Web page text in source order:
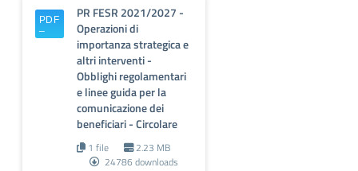
PR FESR 2021/2027 -
Operazioni di
importanza strategica e
altri interventi -
Obblighi regolamentari
e linee guida per la
comunicazione dei
beneficiari - Circolare
1 file
2.23 MB
24786 downloads